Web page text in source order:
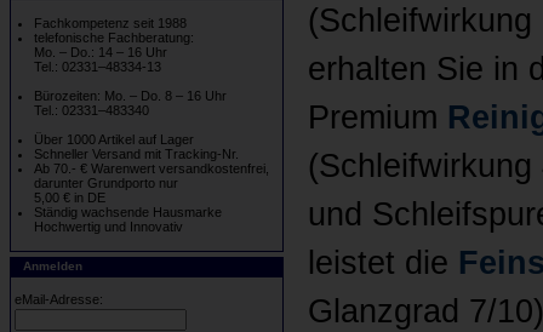
Fachkompetenz seit 1988
telefonische Fachberatung:
Mo. – Do.: 14 – 16 Uhr
Tel.: 02331–48334-13
Bürozeiten: Mo. – Do. 8 – 16 Uhr
Tel.: 02331–483340
Über 1000 Artikel auf Lager
Schneller Versand mit Tracking-Nr.
Ab 70.- € Warenwert versandkostenfrei,
darunter Grundporto nur
5,00 € in DE
Ständig wachsende Hausmarke
Hochwertig und Innovativ
Anmelden
eMail-Adresse:
erhalten Sie in
Premium
und
leistet die
Glanzgrad 7/